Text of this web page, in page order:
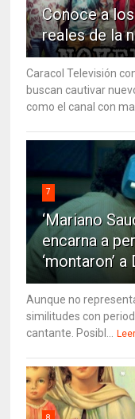
Conoce a
reales de la
Caracol Televisión
buscan cautivar
como el canal con
7
‘Mariano
encarna a
‘montaron’
Aunque no
similitudes con
cantante. Posibl...